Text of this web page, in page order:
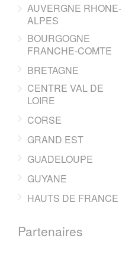
AUVERGNE RHONE-
ALPES
BOURGOGNE
FRANCHE-COMTE
BRETAGNE
CENTRE VAL DE
LOIRE
CORSE
GRAND EST
GUADELOUPE
GUYANE
HAUTS DE FRANCE
Partenaires